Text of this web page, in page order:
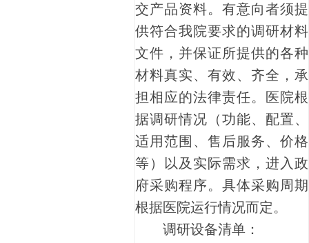
交产品资料。有意向者须提
供符合我院要求的调研材料
文件，并保证所提供的各种
材料真实、有效、齐全，承
担相应的法律责任。医院根
据调研情况（功能、配置、
适用范围、售后服务、价格
等）以及实际需求，进入政
府采购程序。具体采购周期
根据医院运行情况而定。
调研设备清单：